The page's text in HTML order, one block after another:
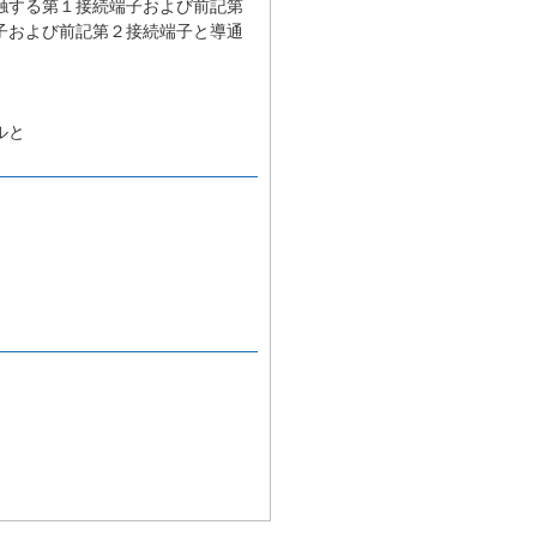
る第１接続端子および前記第
よび前記第２接続端子と導通
と